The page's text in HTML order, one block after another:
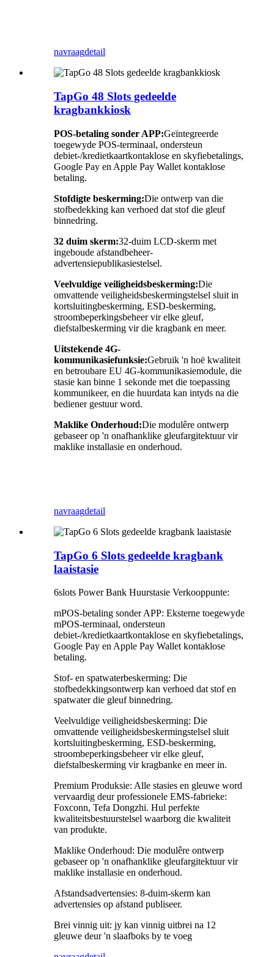
navraagdetail
TapGo 48 Slots gedeelde
kragbankkiosk
POS-betaling sonder APP:Geïntegreerde
toegewyde POS-terminaal, ondersteun
debiet-/kredietkaartkontaklose en skyfiebetalings,
Google Pay en Apple Pay Wallet kontaklose
betaling.
Stofdigte beskerming:Die ontwerp van die
stofbedekking kan verhoed dat stof die gleuf
binnedring.
32 duim skerm:32-duim LCD-skerm met
ingeboude afstandbeheer-
advertensiepublikasiestelsel.
Veelvuldige veiligheidsbeskerming:Die
omvattende veiligheidsbeskermingstelsel sluit in
kortsluitingbeskerming, ESD-beskerming,
stroombeperkingsbeheer vir elke gleuf,
diefstalbeskerming vir die kragbank en meer.
Uitstekende 4G-
kommunikasiefunksie:Gebruik 'n hoë kwaliteit
en betroubare EU 4G-kommunikasiemodule, die
stasie kan binne 1 sekonde met die toepassing
kommunikeer, en die huurdata kan intyds na die
bediener gestuur word.
Maklike Onderhoud:Die modulêre ontwerp
gebaseer op 'n onafhanklike gleufargitektuur vir
maklike installasie en onderhoud.
navraagdetail
TapGo 6 Slots gedeelde kragbank
laaistasie
6slots Power Bank Huurstasie Verkooppunte:
mPOS-betaling sonder APP: Eksterne toegewyde
mPOS-terminaal, ondersteun
debiet-/kredietkaartkontaklose en skyfiebetalings,
Google Pay en Apple Pay Wallet kontaklose
betaling.
Stof- en spatwaterbeskerming: Die
stofbedekkingsontwerp kan verhoed dat stof en
spatwater die gleuf binnedring.
Veelvuldige veiligheidsbeskerming: Die
omvattende veiligheidsbeskermingstelsel sluit
kortsluitingbeskerming, ESD-beskerming,
stroombeperkingsbeheer vir elke gleuf,
diefstalbeskerming vir kragbanke en meer in.
Premium Produksie: Alle stasies en gleuwe word
vervaardig deur professionele EMS-fabrieke:
Foxconn, Tefa Dongzhi. Hul perfekte
kwaliteitsbestuurstelsel waarborg die kwaliteit
van produkte.
Maklike Onderhoud: Die modulêre ontwerp
gebaseer op 'n onafhanklike gleufargitektuur vir
maklike installasie en onderhoud.
Afstandsadvertensies: 8-duim-skerm kan
advertensies op afstand publiseer.
Brei vinnig uit: jy kan vinnig uitbrei na 12
gleuwe deur 'n slaafboks by te voeg